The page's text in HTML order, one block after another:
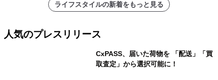
ライフスタイルの新着をもっと見る
人気のプレスリリース
CxPASS、届いた荷物を 「配送」「買
取査定」から選択可能に！